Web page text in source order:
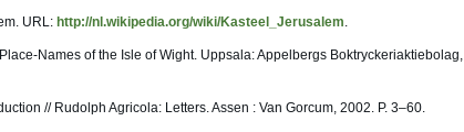
URL: http://nl.wikipedia.org/wiki/Kasteel_Jerusalem.
Names of the Isle of Wight. Uppsala: Appelbergs Boktryckeriaktiebolag,
// Rudolph Agricola: Letters. Assen : Van Gorcum, 2002. P. 3–60.